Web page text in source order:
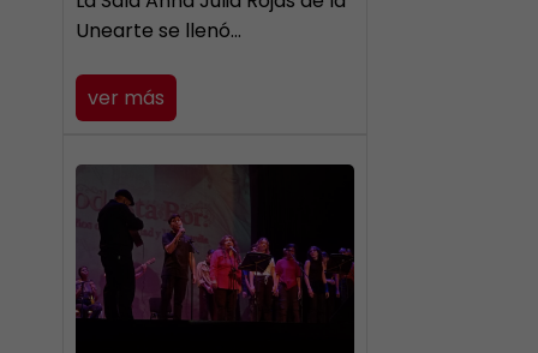
Unearte se llenó…
ver más